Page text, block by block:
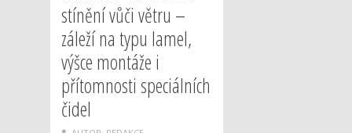
stínění vůči větru –
záleží na typu lamel,
výšce montáže i
přítomnosti speciálních
čidel